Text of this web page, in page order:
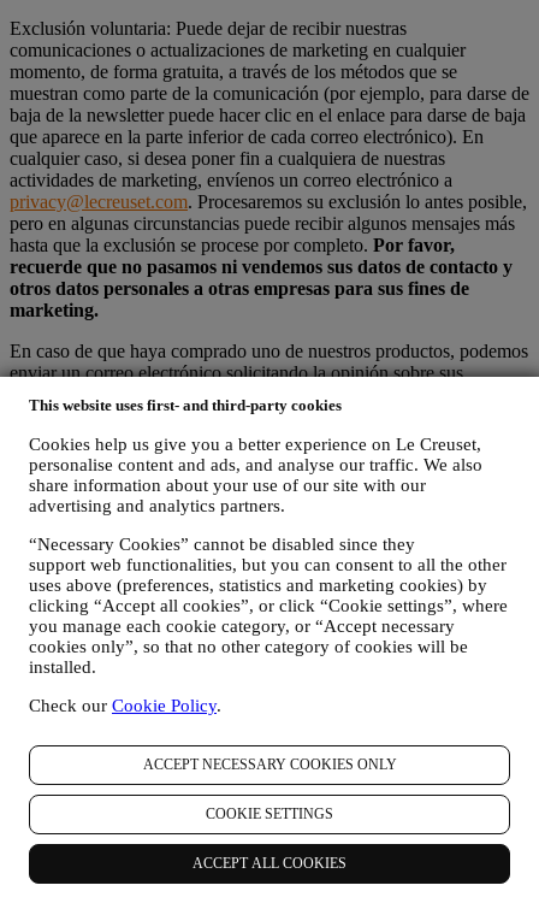
This website uses first- and third-party cookies
Cookies help us give you a better experience on Le Creuset,
personalise content and ads, and analyse our traffic. We also
share information about your use of our site with our
advertising and analytics partners.
“Necessary Cookies” cannot be disabled since they
support web functionalities, but you can consent to all the other
uses above (preferences, statistics and marketing cookies) by
clicking “Accept all cookies”, or click “Cookie settings”, where
you manage each cookie category, or “Accept necessary
cookies only”, so that no other category of cookies will be
installed.
Check our Cookie Policy.
ACCEPT NECESSARY COOKIES ONLY
COOKIE SETTINGS
ACCEPT ALL COOKIES
Exclusión voluntaria: Puede dejar de recibir nuestras
comunicaciones o actualizaciones de marketing en cualquier
momento, de forma gratuita, a través de los métodos que se
muestran como parte de la comunicación (por ejemplo, para darse de
baja de la newsletter puede hacer clic en el enlace para darse de baja
que aparece en la parte inferior de cada correo electrónico). En
cualquier caso, si desea poner fin a cualquiera de nuestras
actividades de marketing, envíenos un correo electrónico a
privacy@lecreuset.com. Procesaremos su exclusión lo antes posible,
pero en algunas circunstancias puede recibir algunos mensajes más
hasta que la exclusión se procese por completo. Por favor,
recuerde que no pasamos ni vendemos sus datos de contacto y
otros datos personales a otras empresas para sus fines de
marketing.
En caso de que haya comprado uno de nuestros productos, podemos
enviar un correo electrónico solicitando la opinión sobre sus
productos. Estamos interesados en las opiniones de los productos de
nuestros clientes (si desean proporcionar dicha información) para
mejorar constantemente nuestros productos y servicios. Al final del
proceso de compra, también podemos invitarle a escribir su opinión
del producto. La opinión no es obligatoria, y usted es libre de
enviarla o no.
REORIENTACIÓN / ADAPTACIÓN DE NUESTRAS
OFERTAS Y MEJORA DE LA EXPERIENCIA DEL
CLIENTE Nos gustaría utilizar sus datos para adaptar
nuestros servicios y ofertas a sus necesidades y preferencias
para proporcionarle una experiencia de cliente personalizada
de Le Creuset. Lo haremos analizando sus hábitos o intereses,
por ejemplo, en relación con los productos más vistos, su
interacción con nosotros en las redes sociales, qué páginas de
nuestro sitio web visita, qué contenido de nuestras ofertas lee
tecnologías similares (incluidos los píxeles de seguimiento en
los correos electrónicos), también en combinación con sus
datos y preferencias recogidos una vez que se suscribe a
nuestras comunicaciones de marketing personalizadas.
Utilizaremos esta información para gestionar nuestra
publicidad en otros sitios, conceder acceso a contenidos
específicos, adaptar los contenidos o las ofertas que ve en el